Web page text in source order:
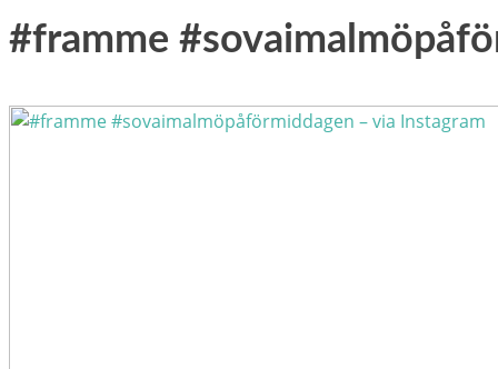
#framme